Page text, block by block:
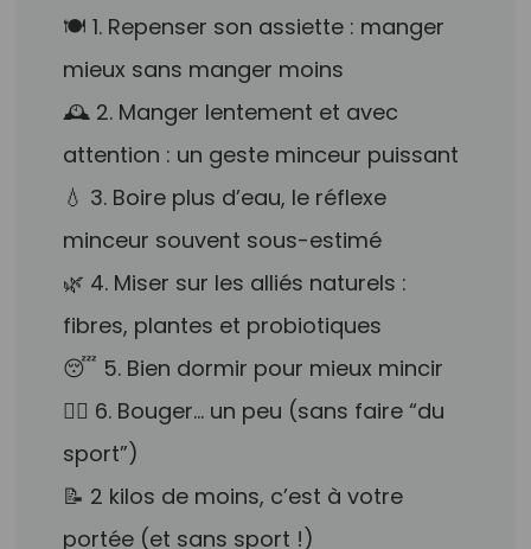
🍽️ 1. Repenser son assiette : manger
mieux sans manger moins
🕰️ 2. Manger lentement et avec
attention : un geste minceur puissant
💧 3. Boire plus d’eau, le réflexe
minceur souvent sous-estimé
🌿 4. Miser sur les alliés naturels :
fibres, plantes et probiotiques
😴 5. Bien dormir pour mieux mincir
🧘‍♀️ 6. Bouger… un peu (sans faire “du
sport”)
📝 2 kilos de moins, c’est à votre
portée (et sans sport !)